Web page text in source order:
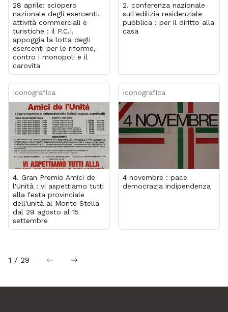
28 aprile: sciopero
nazionale degli esercenti,
attività commerciali e
turistiche : il P.C.I.
appoggia la lotta degli
esercenti per le riforme,
contro i monopoli e il
carovita
2. conferenza nazionale
sull'edilizia residenziale
pubblica : per il diritto alla
casa
Iconografica
4. Gran Premio Amici de
l'Unità : vi aspettiamo tutti
alla festa provinciale
dell'unità al Monte Stella
dal 29 agosto al 15
settembre
Iconografica
4 novembre : pace
democrazia indipendenza
1 / 29 precedentesuccessiva